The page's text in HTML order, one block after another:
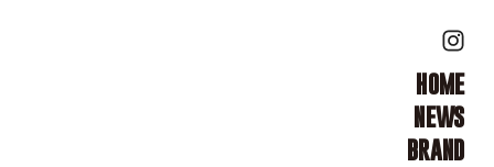
HOME
NEWS
BRAND